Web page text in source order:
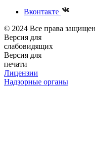
Вконтакте
© 2024 Все права
Версия для
слабовидящих
Версия для
печати
Лицензии
Надзорные органы